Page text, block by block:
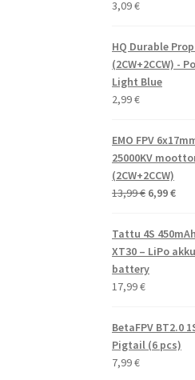
3,09€
HQ Durable Prop
(2CW+2CCW) -
Light Blue
2,99€
EMO FPV
25000KV
(2CW+2CCW)
13,99€
oli:
13,99 €.
6,99€
on:
6,99
Tattu 4S
XT30 – LiPo
battery
17,99€
BetaFPV BT2.0
Pigtail (6 pcs)
7,99€